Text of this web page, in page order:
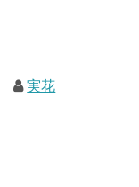
実花